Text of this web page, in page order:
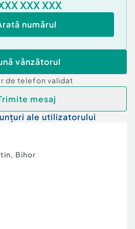
Maps:
jLfhesZveANXwPPJ8
unei întâlniri,
de telefon afișat.
Reprezint vânzătorul în
la colaborare.
XXX XXX
numărul
vânzătorul
de telefon validat
mesaj
ale utilizatorului
, Bihor